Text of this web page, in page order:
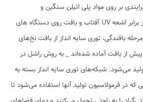
بر روی مواد پلی اتیلن سنگین و
افزودنی‌های پایدارکننده در برابر اشعه UV آفتاب و بافت روی دستگاه های
بافندگی، توری سایه انداز از بافت نخ‌های
پیش از بافت آماده شده‌اند _ به روش راشل در
می‌شود. شبکه‌های توری‌ سایه انداز بسته به
که در فرمولاسیون تولید آنها استفاده می‌شود تا